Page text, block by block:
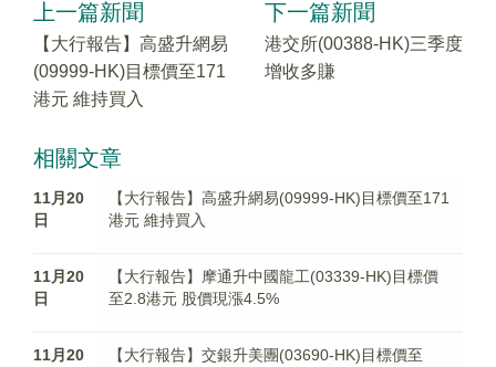
上一篇新聞
【大行報告】高盛升網易
(09999-HK)目標價至171
港元 維持買入
下一篇新聞
港交所(00388-HK)三季度
增收多賺
相關文章
11月20
日
【大行報告】高盛升網易(09999-HK)目標價至171
港元 維持買入
11月20
日
【大行報告】摩通升中國龍工(03339-HK)目標價
至2.8港元 股價現漲4.5%
11月20
【大行報告】交銀升美團(03690-HK)目標價至